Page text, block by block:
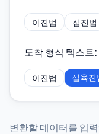
이진법 십진법
도착 형식 텍스트:
이진법 십육진
변환할 데이터를 입